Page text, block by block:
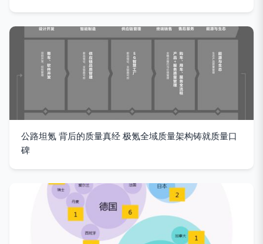
公路坦氪 背后的质量真经 极氪全域质量架构铸就质量口
碑